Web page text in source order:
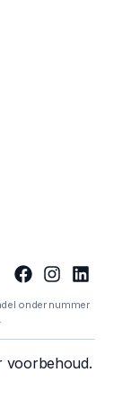
onder nummer
voorbehoud.